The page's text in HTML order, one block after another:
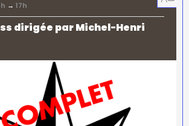
→ 17h
dirigée par Michel-Henri